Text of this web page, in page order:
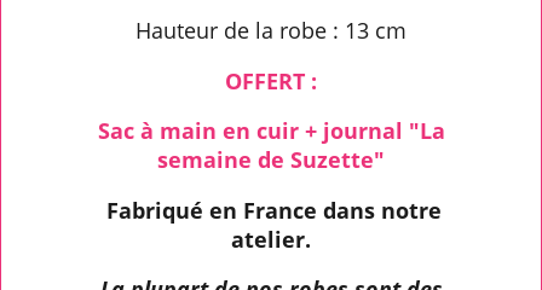
Hauteur de la robe : 13 cm
OFFERT :
Sac à main en cuir + journal "La
semaine de Suzette"
Fabriqué en France dans notre
atelier.